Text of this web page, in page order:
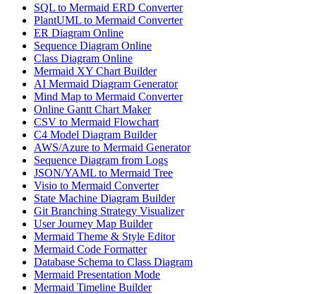
SQL to Mermaid ERD Converter
PlantUML to Mermaid Converter
ER Diagram Online
Sequence Diagram Online
Class Diagram Online
Mermaid XY Chart Builder
AI Mermaid Diagram Generator
Mind Map to Mermaid Converter
Online Gantt Chart Maker
CSV to Mermaid Flowchart
C4 Model Diagram Builder
AWS/Azure to Mermaid Generator
Sequence Diagram from Logs
JSON/YAML to Mermaid Tree
Visio to Mermaid Converter
State Machine Diagram Builder
Git Branching Strategy Visualizer
User Journey Map Builder
Mermaid Theme & Style Editor
Mermaid Code Formatter
Database Schema to Class Diagram
Mermaid Presentation Mode
Mermaid Timeline Builder